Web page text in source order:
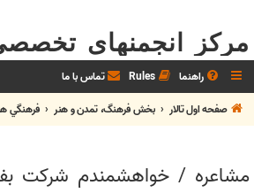
مرکز انجمنهای
راهنما Rules تماس با ما
صفحه اول تالار
بخش فرهنگ، تمدن و هنر فرهنگي
مشاعره / خواهشمندم شرکت